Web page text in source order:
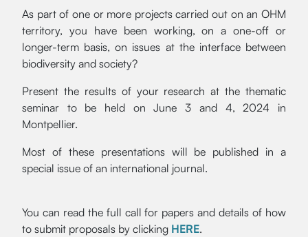
As part of one or more projects carried out on an OHM
territory, you have been working, on a one-off or
longer-term basis, on issues at the interface between
biodiversity and society?
Present the results of your research at the thematic
seminar to be held on June 3 and 4, 2024 in
Montpellier.
Most of these presentations will be published in a
special issue of an international journal.
You can read the full call for papers and details of how
to submit proposals by clicking HERE.